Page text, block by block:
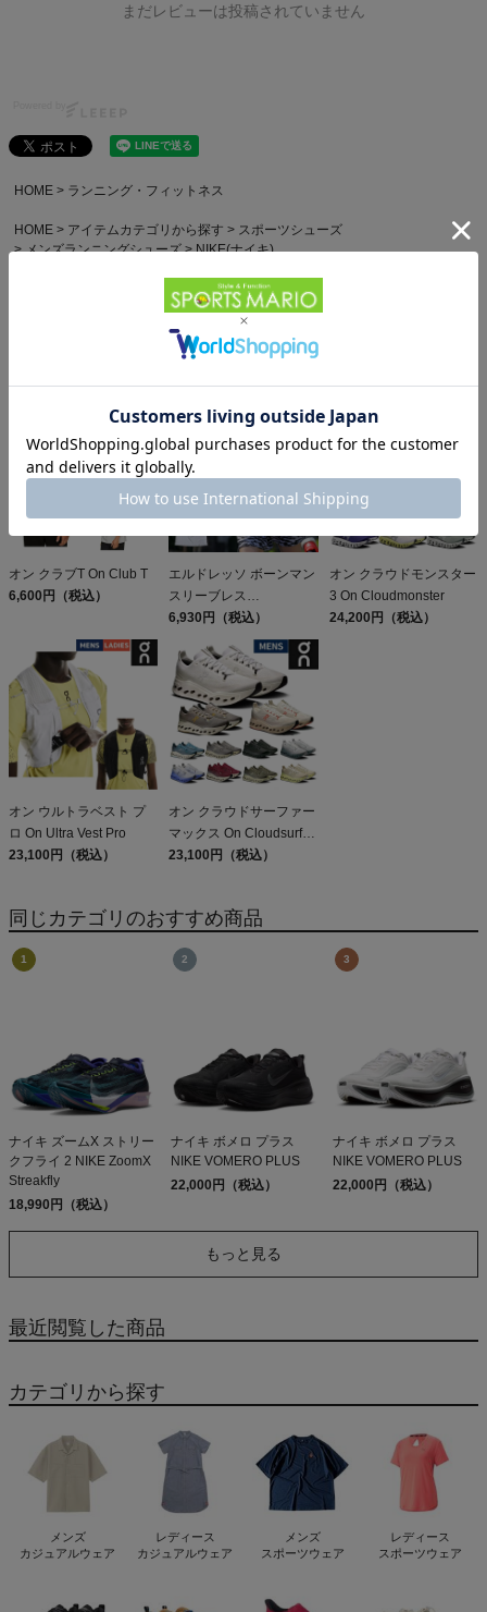
まだレビューは投稿されていません
HOME ランニング・フィットネス
HOME アイテムカテゴリから探す
スポーツシューズ
メンズランニングシューズ
NIKE(ナイキ)
ブランドから探す ナイキ スポーツシューズ
利用シーンから探す プレゼント
男性へのプレゼント
オン クラブT On Club T
6,600円（税込）
エルドレッソ ボーンマン
スリーブレス
ELDORESO Boneman
6,930円（税込）
オン クラウドモンスター
3 On Cloudmonster
24,200円（税込）
オン ウルトラベスト プ
ロ On Ultra Vest Pro
23,100円（税込）
オン クラウドサーファー
マックス On Cloudsurfer
Max
23,100円（税込）
同じカテゴリのおすすめ商品
ナイキ ズームX ストリー
クフライ 2 NIKE ZoomX
Streakfly
18,990円（税込）
ナイキ ボメロ プラス
NIKE VOMERO PLUS
22,000円（税込）
ナイキ ボメロ プラス
NIKE VOMERO PLUS
22,000円（税込）
もっと見る
最近閲覧した商品
カテゴリから探す
メンズ
カジュアルウェア
レディース
カジュアルウェア
メンズ
スポーツウェア
レディース
スポーツウェア